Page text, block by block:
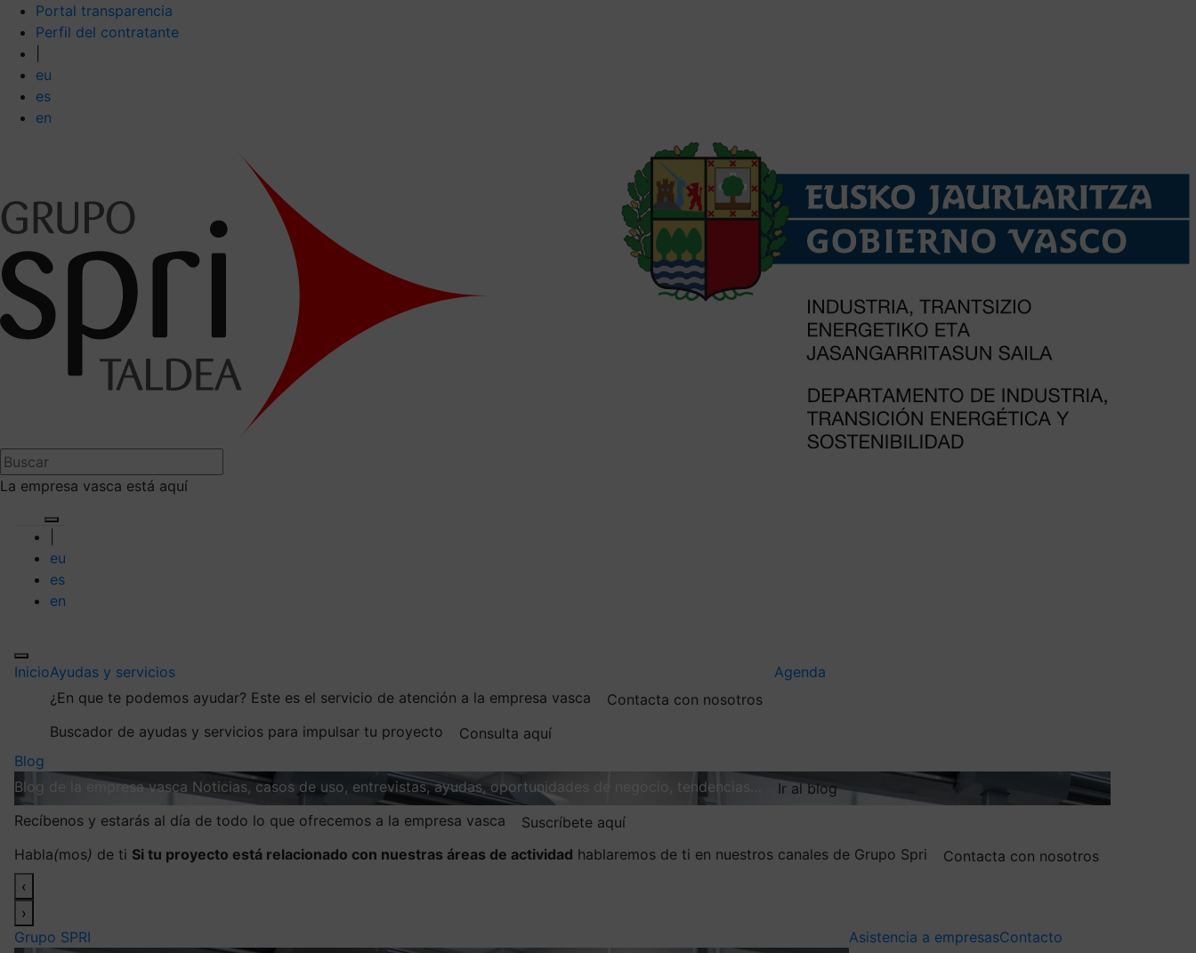
Portal transparencia
Perfil del contratante
eu
es
en
La empresa vasca está aquí
eu
es
en
InicioAyudas y servicios
¿En que te podemos ayudar? Este es el servicio de atención a la empresa vasca
Contacta con nosotros
Buscador de ayudas y servicios para impulsar tu proyecto
Consulta aquí
Agenda
Blog
Blog de la empresa vasca Noticias, casos de uso, entrevistas, ayudas, oportunidades de negocio, tendencias…
Ir al blog
Recíbenos y estarás al día de todo lo que ofrecemos a la empresa vasca
Suscríbete aquí
Habla(mos) de ti Si tu proyecto está relacionado con nuestras áreas de actividad hablaremos de ti en nuestros canales de Grupo Spri
Contacta con nosotros
‹
›
Grupo SPRI
Asistencia a empresasContacto